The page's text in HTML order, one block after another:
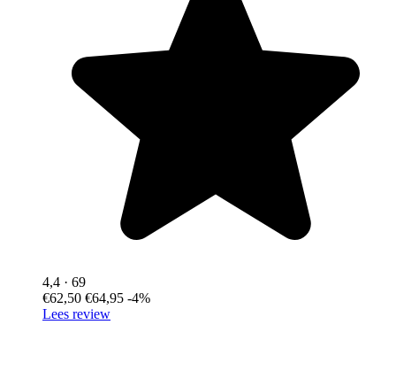
4,4 · 69
€62,50 €64,95 -4%
Lees review